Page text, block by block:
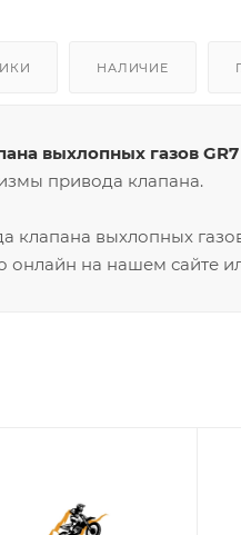
НАЛИЧИЕ
выхлопных газов GR7
привода клапана.
выхлопных
онлайн на нашем сайте